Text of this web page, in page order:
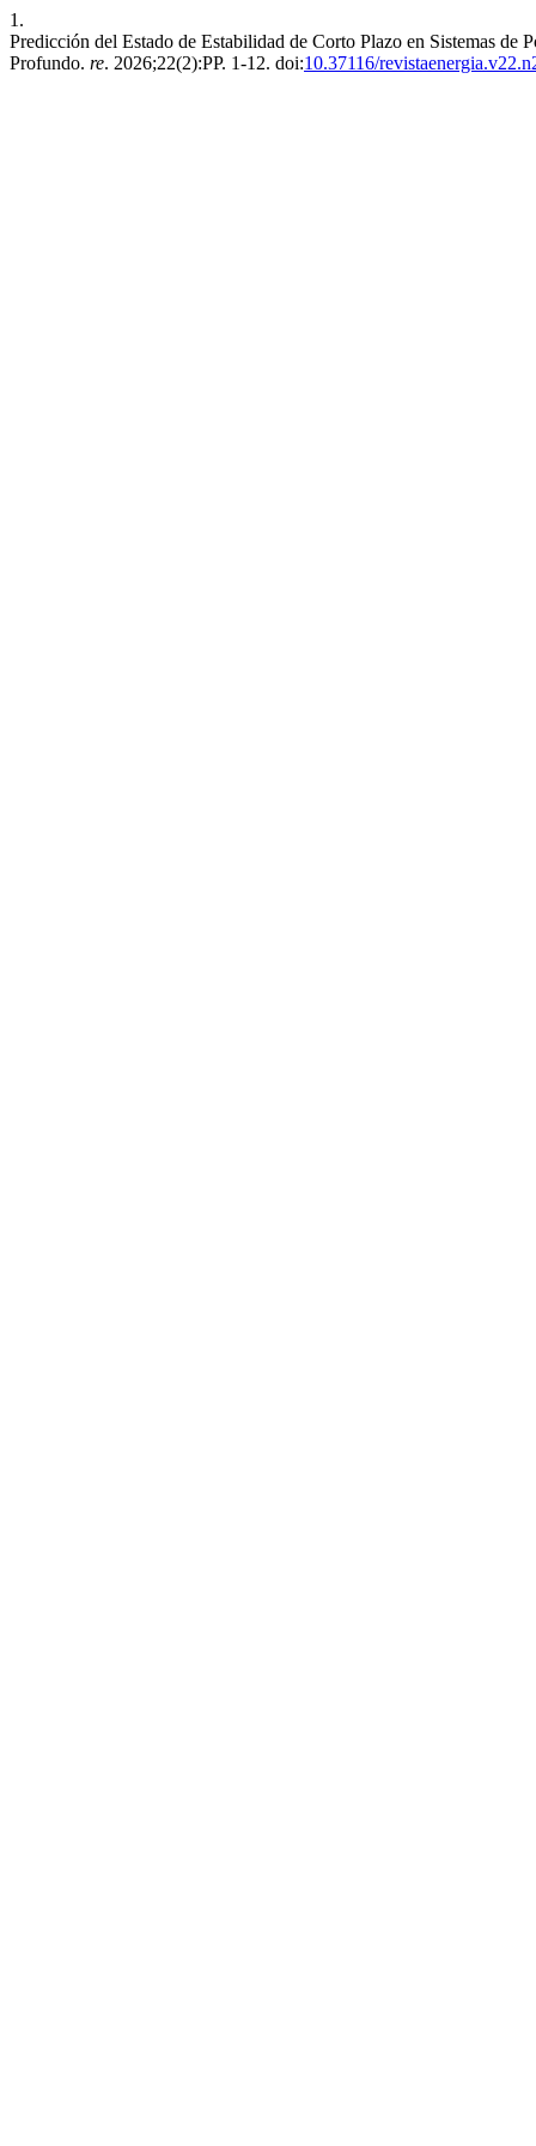
1.
Predicción del Estado de Estabilidad de Corto Plazo en Sistemas
Profundo. re. 2026;22(2):PP. 1-12. doi:10.37116/